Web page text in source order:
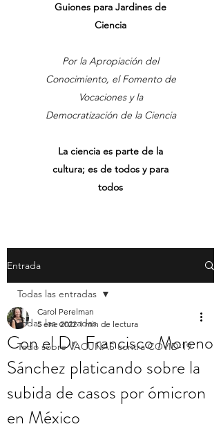
Guiones para Jardines de
Ciencia
Por la Apropiación del
Conocimiento, el Fomento de
Vocaciones y la
Democratización de la Ciencia
La ciencia es parte de la
cultura; es de todos y para
todos
Entrada
Todas las entradas
Todo sobre VACUNAS contra COVID-19
Todas las entradas
Con el Dr. Francisco Moreno
Sánchez platicando sobre la
subida de casos por ómicron
en México
Carol Perelman
5 ene 2022 1 min de lectura